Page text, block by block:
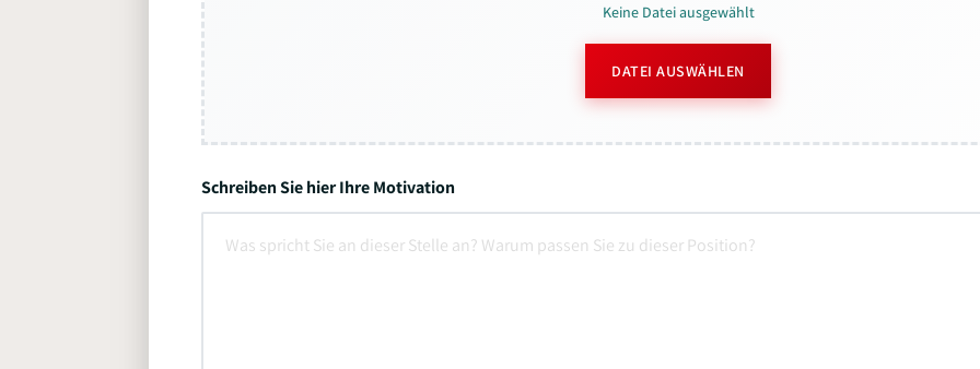
Keine Datei ausgewählt
DATEI AUSWÄHLEN
Schreiben Sie hier Ihre Motivation